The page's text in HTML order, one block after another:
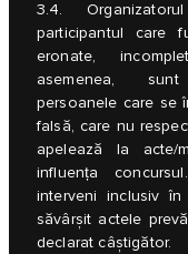
3.4.
participantul care
eronate,
asemenea, sunt
persoanele care se
falsă, care nu
apelează la acte/
influența
interveni inclusiv
săvârșit actele
declarat câștigător.